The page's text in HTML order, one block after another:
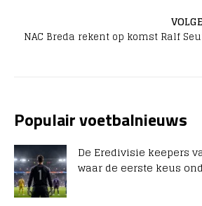
NAC Breda rekent op komst Ralf
Populair voetbalnieuws
De Eredivisie keepers
waar de eerste keus